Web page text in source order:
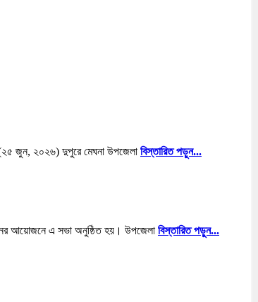
(২৫ জুন, ২০২৬) দুপুরে মেঘনা উপজেলা বিস্তারিত পড়ুন...
আয়োজনে এ সভা অনুষ্ঠিত হয়। উপজেলা বিস্তারিত পড়ুন...